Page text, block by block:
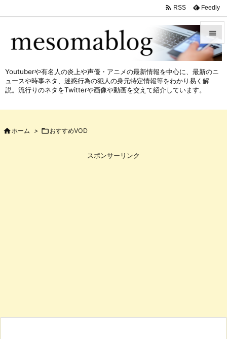



 RSS Feedly
Youtuberや有名人の炎上や声優・アニメの最新情報を中心に、最新のニ
ュースや時事ネタ、迷惑行為の犯人の身元特定情報等をわかり易く解
説。流行りのネタをTwitterや画像や動画を交えて紹介しています。
 ホーム >  おすすめVOD
スポンサーリンク